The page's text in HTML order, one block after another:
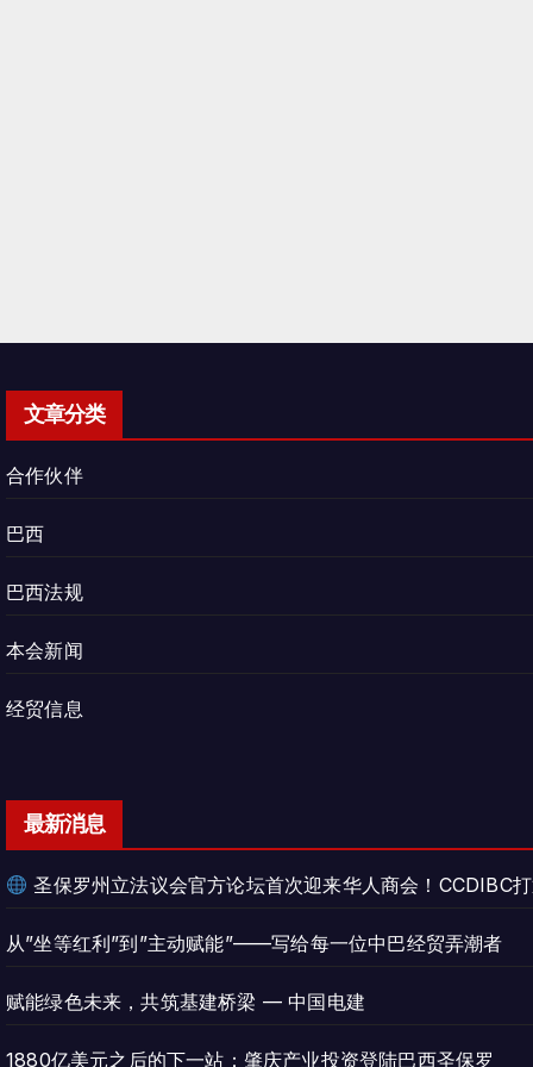
文章分类
合作伙伴
巴西
巴西法规
本会新闻
经贸信息
最新消息
圣保罗州立法议会官方论坛首次迎来华人商会！CCDIBC
从”坐等红利”到”主动赋能”——写给每一位中巴经贸弄潮者
赋能绿色未来，共筑基建桥梁 — 中国电建
1880亿美元之后的下一站：肇庆产业投资登陆巴西圣保罗